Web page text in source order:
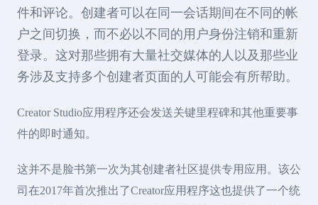
件和评论。创建者可以在同一会话期间在不同的帐
户之间切换，而不必以不同的用户身份注销和重新
登录。这对那些拥有大量社交媒体的人以及那些业
务涉及支持多个创建者页面的人可能会有所帮助。
Creator Studio应用程序还会发送关键里程碑和其他重要事
件的即时通知。
这并不是脸书第一次为其创建者社区提供专用应用。该公
司在2017年首次推出了Creator应用程序这也提供了一个统